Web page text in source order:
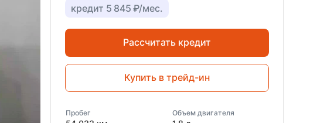
кредит 5 845 ₽/мес.
Рассчитать кредит
Купить в трейд-ин
Пробег Объем двигателя